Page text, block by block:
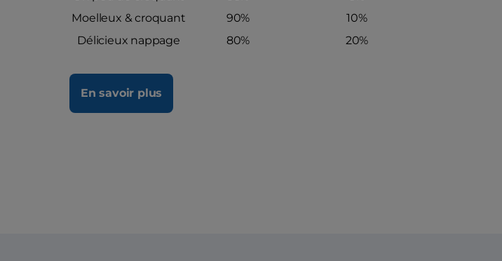
Moelleux & croquant
90%
10%
Délicieux nappage
80% 20%
En savoir plus